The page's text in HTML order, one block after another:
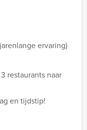
ervaring)
restaurants naar
en tijdstip!